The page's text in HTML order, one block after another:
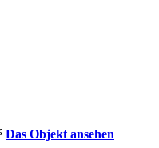
Das Objekt ansehen